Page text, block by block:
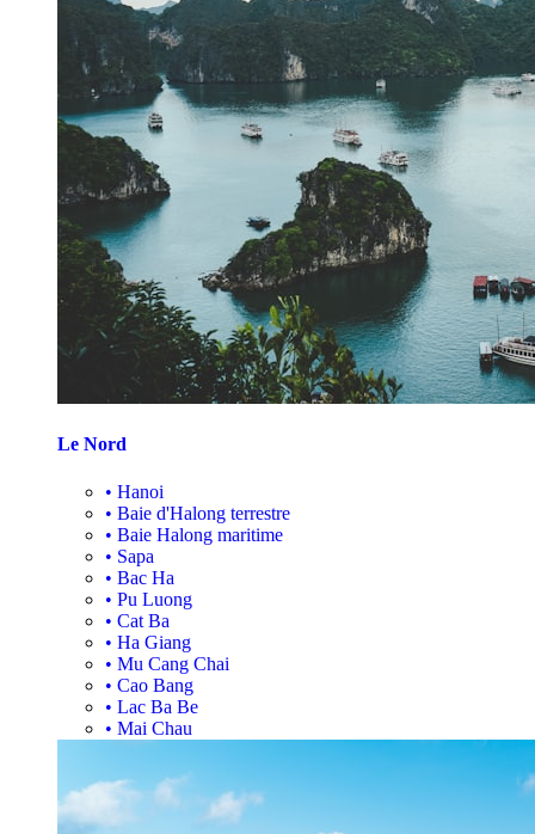
Le Nord
• Hanoi
• Baie d'Halong terrestre
• Baie Halong maritime
• Sapa
• Bac Ha
• Pu Luong
• Cat Ba
• Ha Giang
• Mu Cang Chai
• Cao Bang
• Lac Ba Be
• Mai Chau